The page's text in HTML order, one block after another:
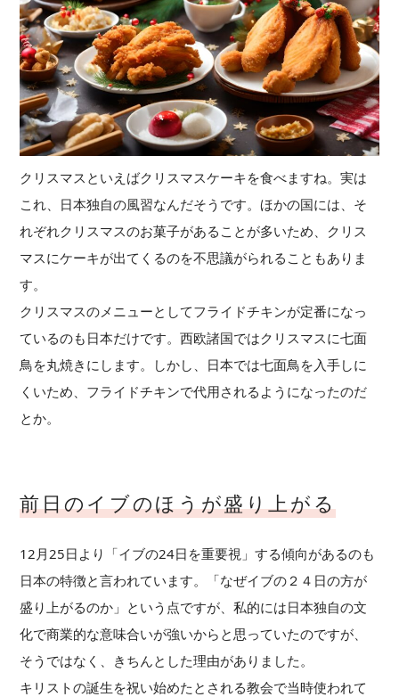
クリスマスといえばクリスマスケーキを食べますね。実は
これ、日本独自の風習なんだそうです。ほかの国には、そ
れぞれクリスマスのお菓子があることが多いため、クリス
マスにケーキが出てくるのを不思議がられることもありま
す。
クリスマスのメニューとしてフライドチキンが定番になっ
ているのも日本だけです。西欧諸国ではクリスマスに七面
鳥を丸焼きにします。しかし、日本では七面鳥を入手しに
くいため、フライドチキンで代用されるようになったのだ
とか。
前日のイブのほうが盛り上がる
12月25日より「イブの24日を重要視」する傾向があるのも
日本の特徴と言われています。「なぜイブの２４日の方が
盛り上がるのか」という点ですが、私的には日本独自の文
化で商業的な意味合いが強いからと思っていたのですが、
そうではなく、きちんとした理由がありました。
キリストの誕生を祝い始めたとされる教会で当時使われて